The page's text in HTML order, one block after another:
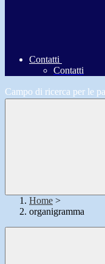
Contatti
Contatti
Campo di ricerca per le
Home >
organigramma